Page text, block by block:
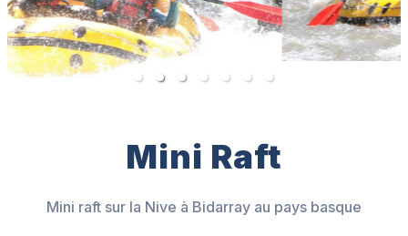
Mini Raft
Mini raft sur la Nive à Bidarray au pays basque